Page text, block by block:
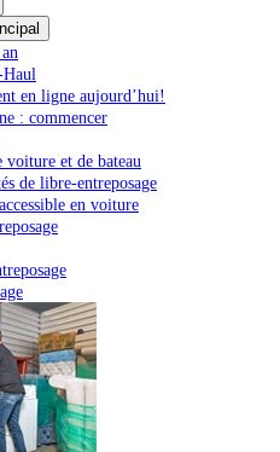
en ligne aujourd’hui!
: commencer
voiture et de bateau
de libre-entreposage
en voiture